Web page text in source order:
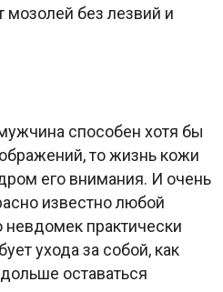
мозолей без лезвий и
способен хотя бы
то жизнь кожи
его внимания. И очень
известно любой
практически
ухода за собой, как
оставаться